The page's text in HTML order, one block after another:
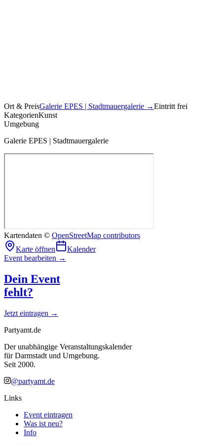
Ort & PreisGalerie EPES | Stadtmauergalerie →Eintritt frei
KategorienKunst
Umgebung
Galerie EPES | Stadtmauergalerie
Kartendaten © OpenStreetMap contributors
Karte öffnen
Kalender
Event bearbeiten →
Dein Event
fehlt?
Jetzt eintragen →
Partyamt.de
Der unabhängige Veranstaltungskalender
für Darmstadt und Umgebung.
Seit 2000.
@partyamt.de
Links
Event eintragen
Was ist neu?
Info